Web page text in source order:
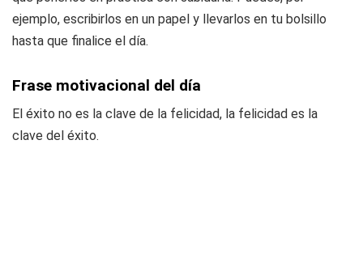
ejemplo, escribirlos en un papel y llevarlos en tu bolsillo
hasta que finalice el día.
Frase motivacional del día
El éxito no es la clave de la felicidad, la felicidad es la
clave del éxito.